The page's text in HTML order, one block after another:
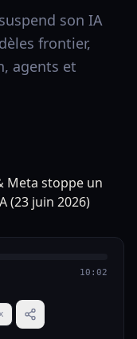
son IA
frontier,
agents et
10:02